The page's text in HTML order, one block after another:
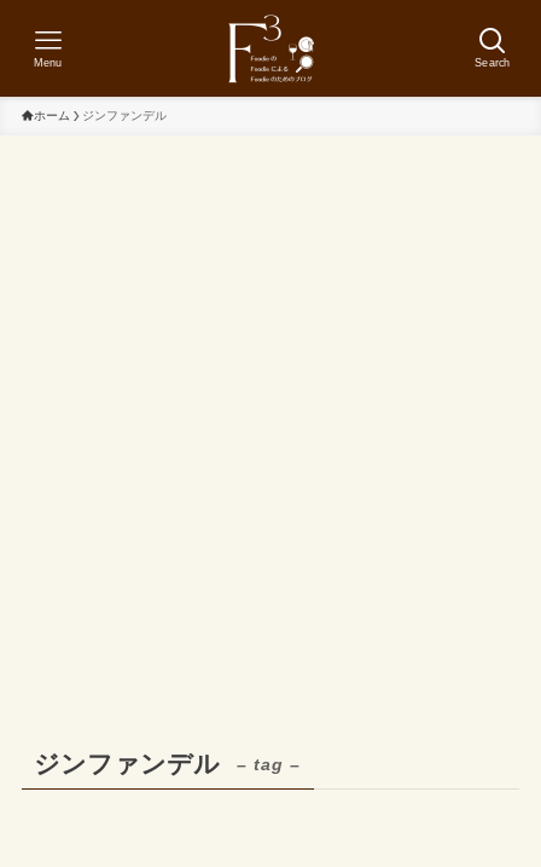
Search
Menu
ホーム ジンファンデル
ジンファンデル – tag –